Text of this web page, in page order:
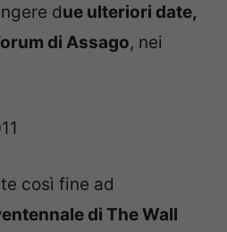
due ulteriori date,
di Assago, nei
così fine ad
di The Wall